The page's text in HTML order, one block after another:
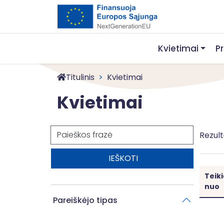
Kvietimai
Titulinis Kvietimai
Kvietimai
Paieška
Pareiškėjo tipas
nuo